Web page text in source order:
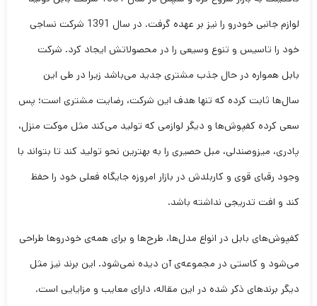
لوازم جانبی خودرو را نیز بر عهده گرفت. در سال 1391 شرکت نساجی
خود را تاسیس و تنوع وسیعی را در محصولاتش ایجاد کرد. شرکت
بابل همواره در حال جذب مشتری جدید می‌باشد زیرا در طی این
سال‌ها ثابت کرده که تنها هدف این شرکت، رضایت مشتری است؛ پس
سعی کرده کفپوش‌ها و دیگر لوازمی که تولید می‌کند مثل موکت منزل،
پادری، میزوصندلی، مبل حصیری را به بهترین نحو تولید کند تا بتواند با
وجود رقبای قوی و کاربلدش در بازار امروزه جایگاه فعلی خود را حفظ
کند و افت تدریجی نداشته باشد.
کفپوش‌های بابل در انواع مدل‌ها، طرح‌ها و برای همه‌ی خودروها طراحی
می‌شود و کاستی در مجموعه‌ی آن دیده نمی‌شود. این برند نیز مثل
دیگر برندهای ذکر شده در این مقاله، دارای معایب و مزایایی است.